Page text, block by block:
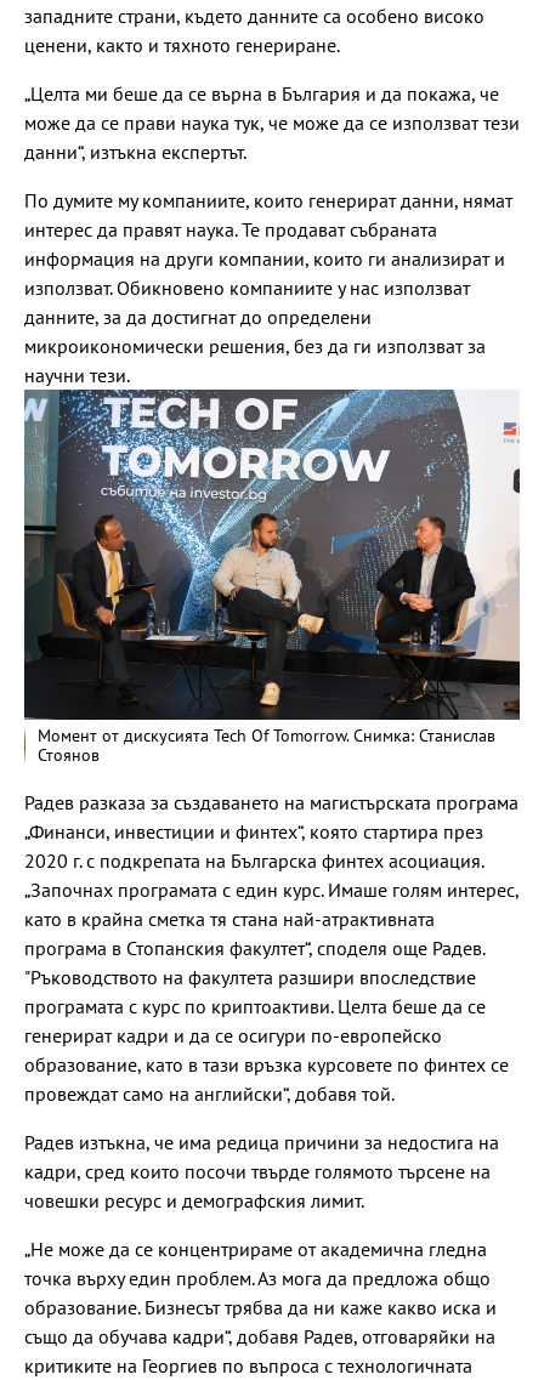
западните страни, където данните са особено високо
ценени, както и тяхното генериране.
„Целта ми беше да се върна в България и да покажа, че
може да се прави наука тук, че може да се използват тези
данни“, изтъкна експертът.
По думите му компаниите, които генерират данни, нямат
интерес да правят наука. Те продават събраната
информация на други компании, които ги анализират и
използват. Обикновено компаниите у нас използват
данните, за да достигнат до определени
микроикономически решения, без да ги използват за
научни тези.
Момент от дискусията Tech Of Tomorrow. Снимка: Станислав
Стоянов
Радев разказа за създаването на магистърската програма
„Финанси, инвестиции и финтех“, която стартира през
2020 г. с подкрепата на Българска финтех асоциация.
„Започнах програмата с един курс. Имаше голям интерес,
като в крайна сметка тя стана най-атрактивната
програма в Стопанския факултет“, споделя още Радев.
"Ръководството на факултета разшири впоследствие
програмата с курс по криптоактиви. Целта беше да се
генерират кадри и да се осигури по-европейско
образование, като в тази връзка курсовете по финтех се
провеждат само на английски“, добавя той.
Радев изтъкна, че има редица причини за недостига на
кадри, сред които посочи твърде голямото търсене на
човешки ресурс и демографския лимит.
„Не може да се концентрираме от академична гледна
точка върху един проблем. Аз мога да предложа общо
образование. Бизнесът трябва да ни каже какво иска и
също да обучава кадри“, добавя Радев, отговаряйки на
критиките на Георгиев по въпроса с технологичната